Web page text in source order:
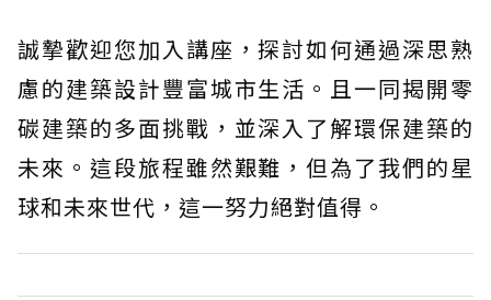
誠摯歡迎您加入講座，探討如何通過深思熟
慮的建築設計豐富城市生活。且一同揭開零
碳建築的多面挑戰，並深入了解環保建築的
未來。這段旅程雖然艱難，但為了我們的星
球和未來世代，這一努力絕對值得。